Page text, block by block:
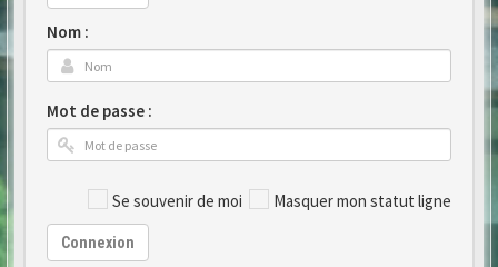
Nom :
Mot de passe :
Se souvenir de moi Masquer mon statut ligne
Connexion